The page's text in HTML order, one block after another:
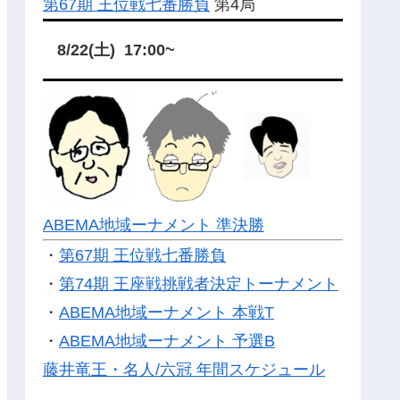
第67期 王位戦七番勝負 第4局
8/22(土) 17:00~
ABEMA地域ーナメント 準決勝
・ 第67期 王位戦七番勝負
・ 第74期 王座戦挑戦者決定トーナメント
・ ABEMA地域ーナメント 本戦T
・ ABEMA地域ーナメント 予選B
藤井竜王・名人/六冠 年間スケジュール